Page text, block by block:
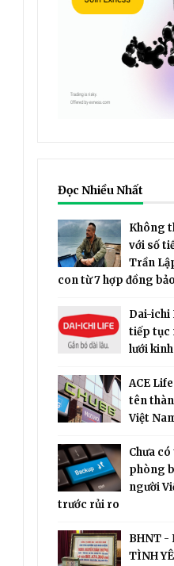
Đọc Nhiều Nhất
Không
với số
Trần
con từ 7 hợp đồng
Dai-ichi
tiếp tục
lưới
ACE
tên
Việt
Chưa
phòng
người
trước rủi ro
BHNT -
TÌNH